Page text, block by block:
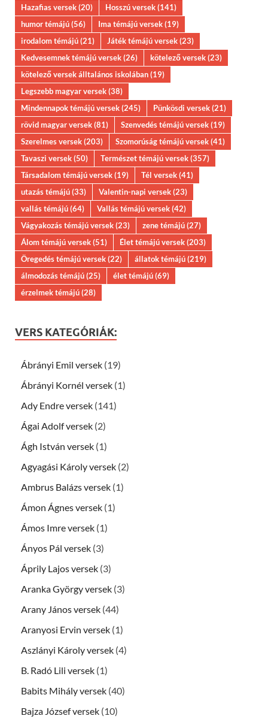
Hazafias versek(20) Hosszú versek(141)
humor témájú(56) Ima témájú versek(19)
irodalom témájú(21) Játék témájú versek(23)
Kedvesemnek témájú versek(26) kötelező versek(23)
kötelező versek álltalános iskolában(19)
Legszebb magyar versek(38)
Mindennapok témájú versek(245) Pünkösdi versek(21)
rövid magyar versek(81) Szenvedés témájú versek(19)
Szerelmes versek(203) Szomorúság témájú versek(41)
Tavaszi versek(50) Természet témájú versek(357)
Társadalom témájú versek(19) Tél versek(41)
utazás témájú(33) Valentin-napi versek(23)
vallás témájú(64) Vallás témájú versek(42)
Vágyakozás témájú versek(23) zene témájú(27)
Álom témájú versek(51) Élet témájú versek(203)
Öregedés témájú versek(22) állatok témájú(219)
álmodozás témájú(25) élet témájú(69)
érzelmek témájú(28)
VERS KATEGÓRIÁK:
Ábrányi Emil versek (19)
Ábrányi Kornél versek (1)
Ady Endre versek (141)
Ágai Adolf versek (2)
Ágh István versek (1)
Agyagási Károly versek (2)
Ambrus Balázs versek (1)
Ámon Ágnes versek (1)
Ámos Imre versek (1)
Ányos Pál versek (3)
Áprily Lajos versek (3)
Aranka György versek (3)
Arany János versek (44)
Aranyosi Ervin versek (1)
Aszlányi Károly versek (4)
B. Radó Lili versek (1)
Babits Mihály versek (40)
Bajza József versek (10)